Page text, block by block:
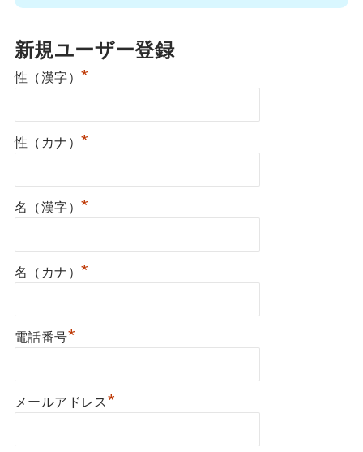
新規ユーザー登録
性（漢字） *
性（カナ） *
名（漢字） *
名（カナ） *
電話番号*
メールアドレス*